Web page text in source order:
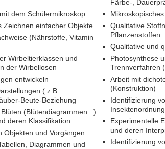
dem Schülermikroskop
Zeichnen einfacher Objekte
(Nährstoffe, Vitamin
Wirbeltierklassen und
der Wirbellosen
entwickeln
( z.B.
Beute-Beziehung
(Blütendiagrammen...)
deren Klassifikation
Objekten und Vorgängen
Diagrammen und
Färbe-,
Qualitative
Pflanzenstoffen
Qualitative und
Photosynthese
Trennverfahren
Arbeit mit
(Konstruktion)
Identifizierung
Experimentelle
und deren
Identifizierung